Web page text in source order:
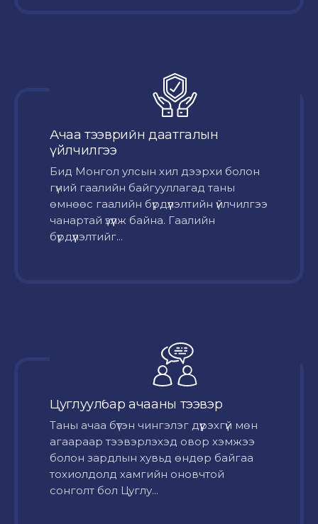
Ачаа тээврийн даатгалын
үйлчилгээ
Бид Монгол улсын хил дээрхи болон
гүний гаалийн байгууллагад таны
өмнөөс гаалийн бүрдүүлэлтийн үйлчилгээ
чанартай үзүүлж байна. Гаалийн
бүрдүүлэлтийг...
Цуглуулбар ачааны тээвэр
Таны ачаа бүтэн чингэлэг дүүрэхгүй мөн
агаараар тээвэрлэхэд овор хэмжээ
болон зардлын хувьд өндөр байгаа
тохиолдолд хамгийн оновчтой
сонголт бол Цуглу...